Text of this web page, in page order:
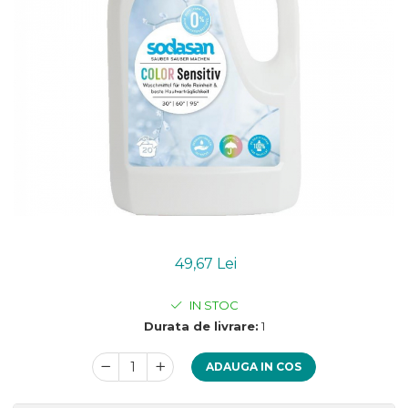
Ciocolata, cacao si cafea
Cafea bio din cereale
Condimente si supe bio
Dulceata si creme bio
Compoturi bio
Creme bio din nuci si alune
49,67 Lei
IN STOC
Durata de livrare: 1
ADAUGA IN COS